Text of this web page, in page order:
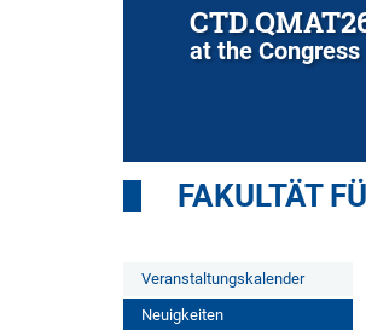
at the
FAKULTÄT
Veranstaltungskalender
Neuigkeiten